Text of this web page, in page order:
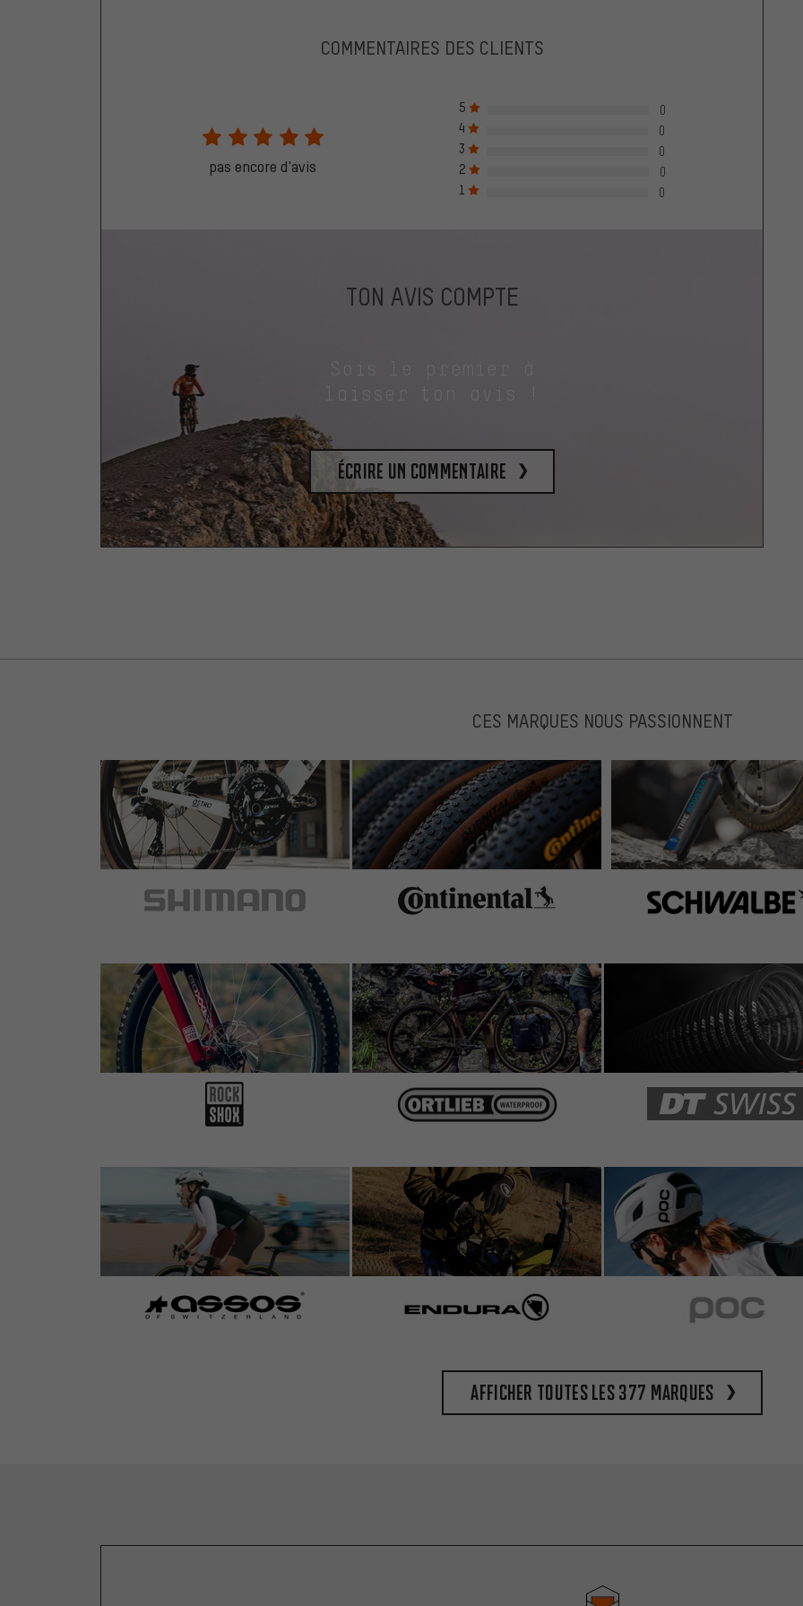
COMMENTAIRES DES CLIENTS
pas encore d'avis
5
0
4
0
3
0
2
0
1
0
TON AVIS COMPTE
laisser ton avis !
Écrire un commentaire
CES MARQUES NOUS PASSIONNENT
Afficher toutes les 377 marques